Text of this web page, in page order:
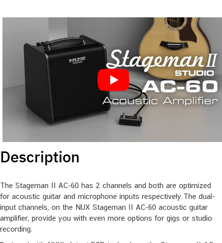
Description
The Stageman II AC-60 has 2 channels and both are optimized
for acoustic guitar and microphone inputs respectively.The dual-
input channels, on the NUX Stageman II AC-60 acoustic guitar
amplifier, provide you with even more options for gigs or studio
recording.